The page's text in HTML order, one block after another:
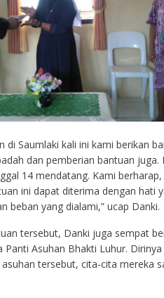
di Saumlaki kali ini kami berikan
dan pemberian bantuan juga.
14 mendatang. Kami
ini dapat diterima dengan hati
beban yang dialami,” ucap Danki.
tersebut, Danki juga sempat
Panti Asuhan Bhakti Luhur.
tersebut, cita-cita mereka